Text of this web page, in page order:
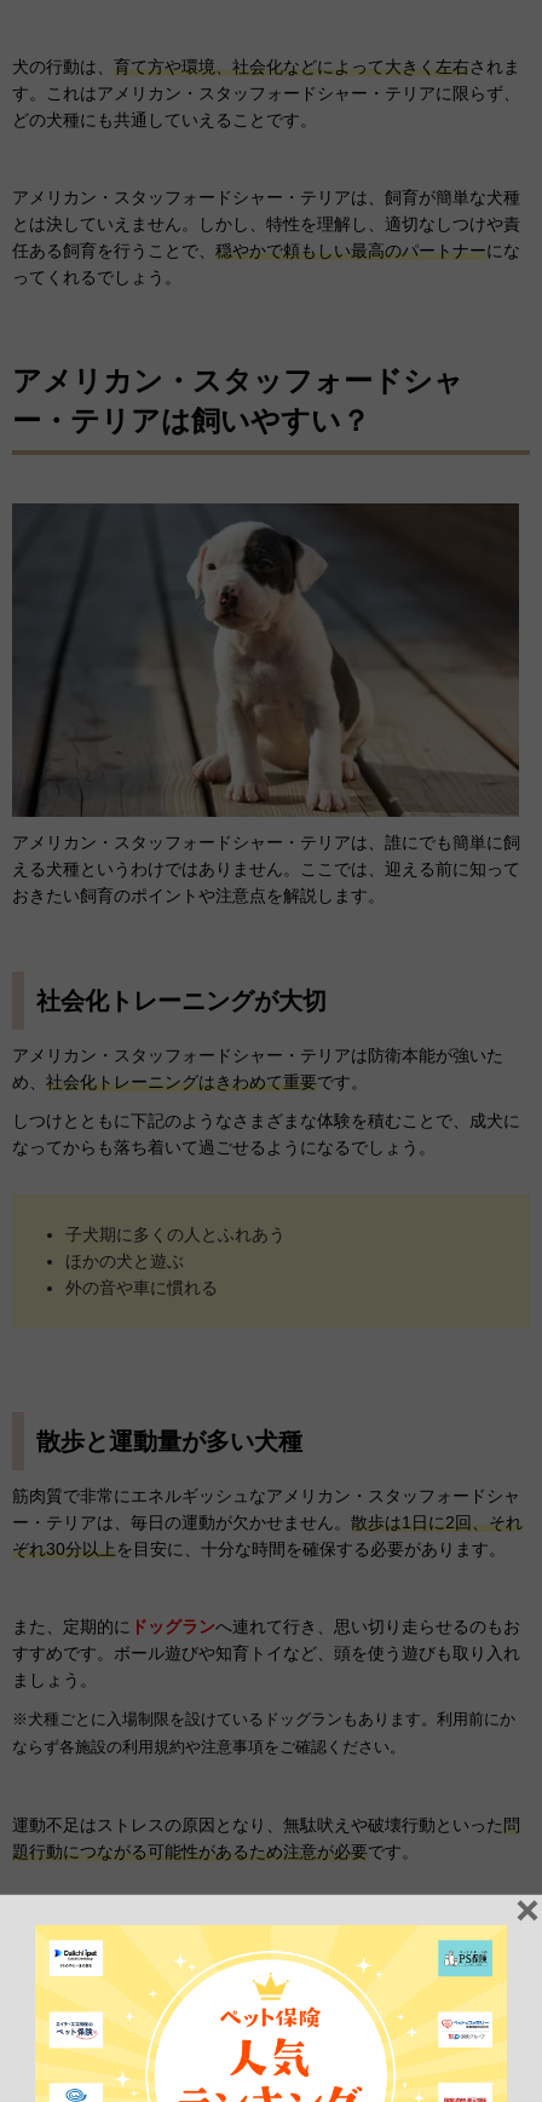
犬の行動は、 育て方や環境、社会化などによって大きく左右されま
す。これはアメリカン・スタッフォードシャー・テリアに限らず、
どの犬種にも共通していえることです。
アメリカン・スタッフォードシャー・テリアは、飼育が簡単な犬種
とは決していえません。しかし、特性を理解し、適切なしつけや責
任ある飼育を行うことで、 穏やかで頼もしい最高のパートナーにな
ってくれるでしょう。
アメリカン・スタッフォードシャ
ー・テリアは飼いやすい？
アメリカン・スタッフォードシャー・テリアは、誰にでも簡単に飼
える犬種というわけではありません。ここでは、迎える前に知って
おきたい飼育のポイントや注意点を解説します。
社会化トレーニングが大切
アメリカン・スタッフォードシャー・テリアは防衛本能が強いた
め、 社会化トレーニングはきわめて重要です。
しつけとともに下記のようなさまざまな体験を積むことで、成犬に
なってからも落ち着いて過ごせるようになるでしょう。
子犬期に多くの人とふれあう
ほかの犬と遊ぶ
外の音や車に慣れる
散歩と運動量が多い犬種
筋肉質で非常にエネルギッシュなアメリカン・スタッフォードシャ
ー・テリアは、毎日の運動が欠かせません。 散歩は1日に2回、それ
ぞれ30分以上を目安に、十分な時間を確保する必要があります。
また、定期的に ドッグランへ連れて行き、思い切り走らせるのもお
すすめです。ボール遊びや知育トイなど、頭を使う遊びも取り入れ
ましょう。
※犬種ごとに入場制限を設けているドッグランもあります。利用前にか
ならず各施設の利用規約や注意事項をご確認ください。
運動不足はストレスの原因となり、無駄吠えや破壊行動といった 問
題行動につながる可能性があるため注意が必要です。
被毛のお手入れ方法
アメリカン・スタッフォードシャー・テリアは短毛のシングルコー
トなので、被毛のお手入れは比較的簡単です。
週に2〜3回程度
、や
さしくブラッシングを行い、抜け毛や汚れを取り除いてあげましょ
う。